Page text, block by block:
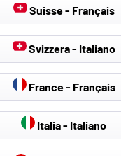
Suisse - Français
Svizzera - Italiano
France - Français
Italia - Italiano